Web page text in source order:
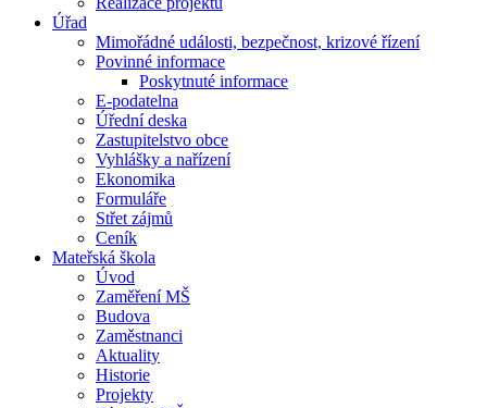
Úřad
Mimořádné události, bezpečnost, krizové řízení
Povinné informace
Poskytnuté informace
E-podatelna
Úřední deska
Zastupitelstvo obce
Vyhlášky a nařízení
Ekonomika
Formuláře
Střet zájmů
Ceník
Mateřská škola
Úvod
Zaměření MŠ
Budova
Zaměstnanci
Aktuality
Historie
Projekty